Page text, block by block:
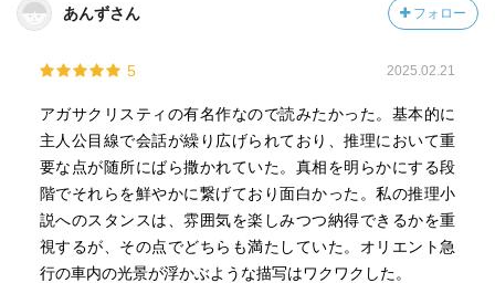
あんずさん フォロー
5 2025.02.21
アガサクリスティの有名作なので読みたかった。基本的に
主人公目線で会話が繰り広げられており、推理において重
要な点が随所にばら撒かれていた。真相を明らかにする段
階でそれらを鮮やかに繋げており面白かった。私の推理小
説へのスタンスは、雰囲気を楽しみつつ納得できるかを重
視するが、その点でどちらも満たしていた。オリエント急
行の車内の光景が浮かぶような描写はワクワクした。